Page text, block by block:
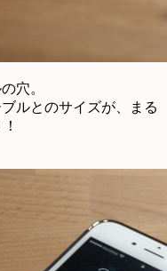
穴。
ルとのサイズが、まる